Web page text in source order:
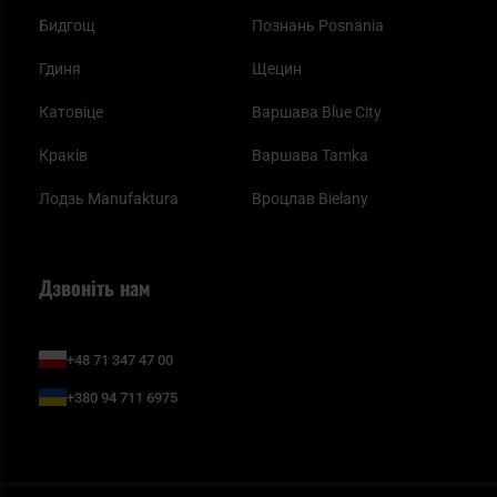
Бидгощ
Гдиня
Катовіце
Краків
Лодзь Manufaktura
Познань Posnania
Щецин
Варшава Blue City
Варшава Tamka
Вроцлав Bielany
Дзвоніть нам
+48 71 347 47 00
+380 94 711 6975